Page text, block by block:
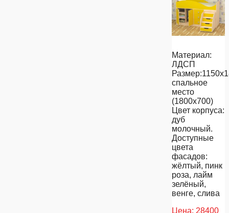
Материал:
ЛДСП
спальное
место
(1800х700)
Цвет корпуса:
дуб
молочный.
Доступные
цвета
фасадов:
жёлтый, пинк
роза, лайм
зелёный,
венге, слива
Цена: 28400